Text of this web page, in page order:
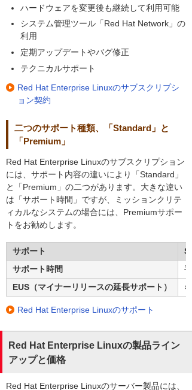
ハードウェアを変更後も継続して利用可能
システム管理ツール「Red Hat Network」の
利用
定期アップデートやバグ修正
テクニカルサポート
Red Hat Enterprise Linuxのサブスクリプシ
ョン契約
二つのサポート種類、「Standard」と
「Premium」
Red Hat Enterprise Linuxのサブスクリプション
には、サポート内容の違いにより「Standard」
と「Premium」の二つがあります。大きな違い
は「サポート時間」ですが、ミッションクリテ
ィカルなシステムの場合には、Premiumサポー
トをお勧めします。
サポート
サポート時間
EUS（マイナーリリースの延長サポート）
×
Red Hat Enterprise Linuxのサポート
Red Hat Enterprise Linuxの製品ライン
アップと価格
Red Hat Enterprise Linuxのサーバー製品には、